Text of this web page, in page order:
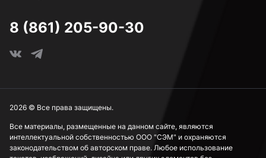
8 (861) 205-90-30
Все материалы, размещенные на данном сайте, являются
интеллектуальной собственностью ООО "СЭМ" и охраняются
законодательством об авторском праве. Любое использование
2026 © Все права защищены.